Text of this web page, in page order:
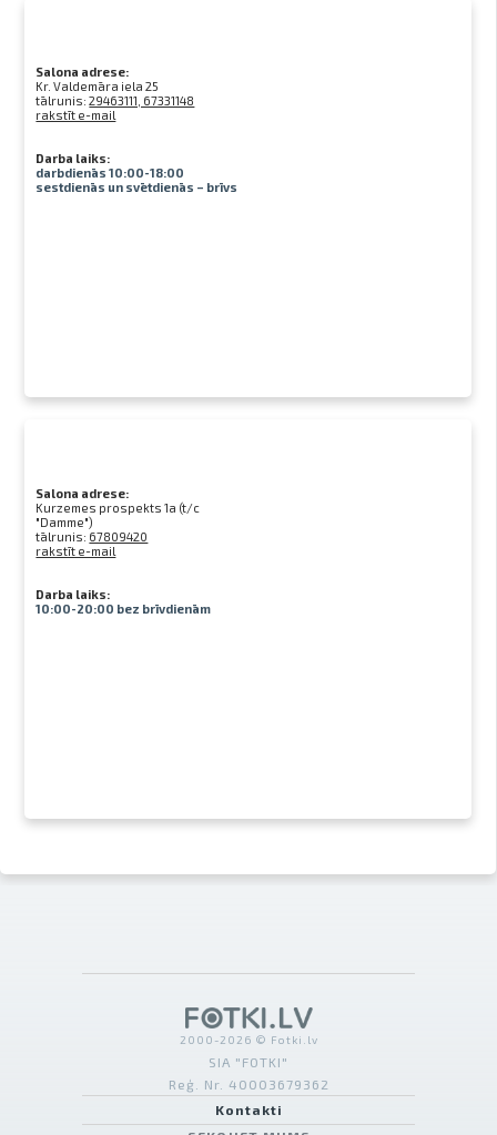
Salona adrese:
Kr. Valdemāra iela 25
tālrunis:29463111, 67331148
rakstīt e-mail
Darba laiks:
darbdienās 10:00-18:00
sestdienās un svētdienās – brīvs
Salona adrese:
Kurzemes prospekts 1a (t/c
"Damme")
tālrunis: 67809420
rakstīt e-mail
Darba laiks:
10:00-20:00 bez brīvdienām
2000-2026 © Fotki.lv
SIA "FOTKI"
Reģ. Nr. 40003679362
Kontakti